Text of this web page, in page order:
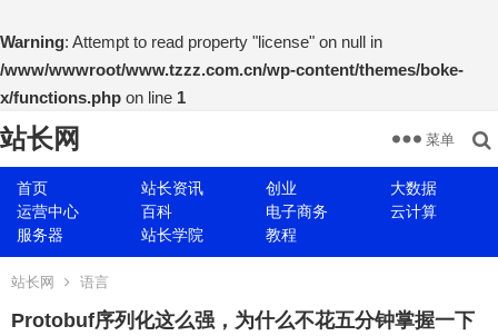
Warning: Attempt to read property "license" on null in
/www/wwwroot/www.tzzz.com.cn/wp-content/themes/boke-
x/functions.php on line 1
站长网
首页 站长资讯 创业
大数据
运营中心
百科 电子商务
云计算
服务器
站长学院 教程
菜单
站长网 语言
Protobuf序列化这么强，为什么不花五分钟掌握一下